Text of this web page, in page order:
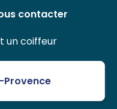
contacter
un coiffeur